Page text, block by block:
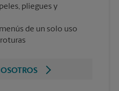
pliegues y
de un solo uso